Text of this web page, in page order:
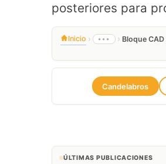
posteriores para
Inicio › ••• › Bloque
Candelabros
ÚLTIMAS PUBLICACIONES